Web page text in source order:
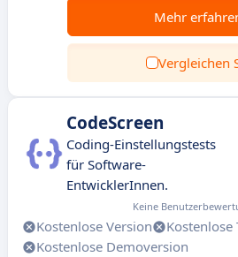
Mehr
Vergleichen
CodeScreen
Coding-Einstellungstests
für Software-
EntwicklerInnen.
Keine
Kostenlose Version
Kostenlose
Kostenlose Demoversion